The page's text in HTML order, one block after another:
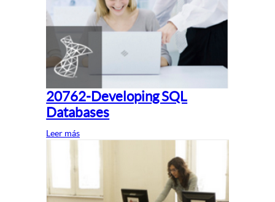
20762-Developing SQL
Databases
Leer más